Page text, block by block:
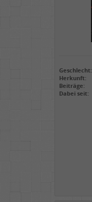
Geschlecht:
Herkunft:
Beiträge:
Dabei seit: